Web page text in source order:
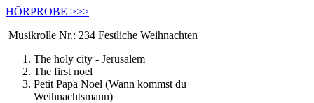
HÖRPROBE >>>
Musikrolle Nr.: 234 Festliche Weihnachten
The holy city - Jerusalem
The first noel
Petit Papa Noel (Wann kommst du
Weihnachtsmann)